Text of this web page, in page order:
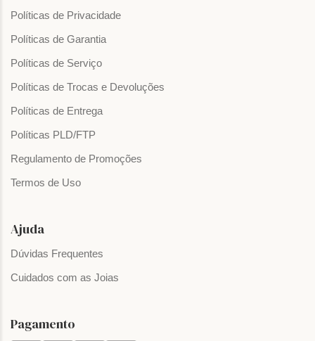
Políticas de Privacidade
Políticas de Garantia
Políticas de Serviço
Políticas de Trocas e Devoluções
Políticas de Entrega
Políticas PLD/FTP
Regulamento de Promoções
Termos de Uso
Ajuda
Dúvidas Frequentes
Cuidados com as Joias
Pagamento